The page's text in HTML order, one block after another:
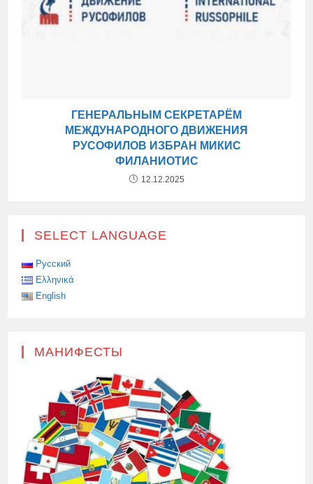
ГЕНЕРАЛЬНЫМ СЕКРЕТАРЁМ
МЕЖДУНАРОДНОГО ДВИЖЕНИЯ
РУСОФИЛОВ ИЗБРАН МИКИС
ФИЛАНИОТИС
12.12.2025
SELECT LANGUAGE
Русский
Ελληνικά
English
МАНИФЕСТЫ